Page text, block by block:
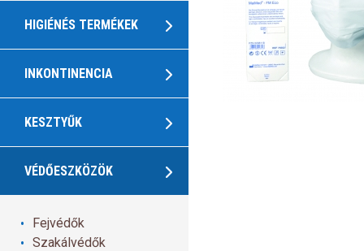
HIGIÉNÉS TERMÉKEK
INKONTINENCIA
KESZTYŰK
VÉDŐESZKÖZÖK
Fejvédők
Szakálvédők